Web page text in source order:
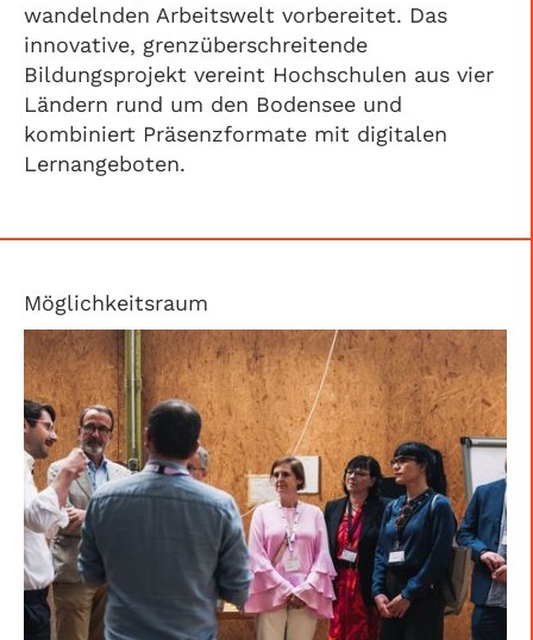
wandelnden Arbeitswelt vorbereitet. Das
innovative, grenzüberschreitende
Bildungsprojekt vereint Hochschulen aus vier
Ländern rund um den Bodensee und
kombiniert Präsenzformate mit digitalen
Lernangeboten.
Möglichkeitsraum